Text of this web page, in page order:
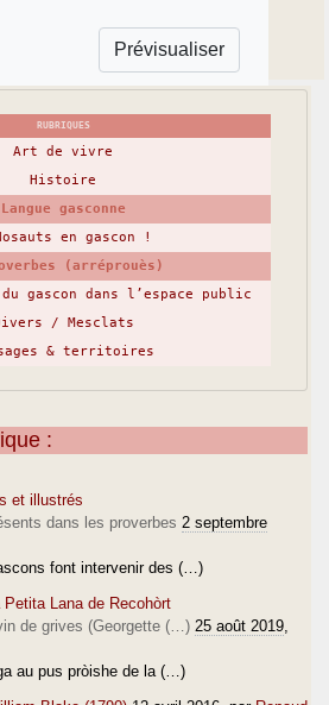
RUBRIQUES
Art de vivre
Histoire
Langue gasconne
en gascon !
(arréprouès)
gascon dans l’espace public
/ Mesclats
& territoires
:
et illustrés
dans les proverbes 2 septembre
font intervenir des (…)
Lana de Recohòrt
de grives (Georgette (…) 25 août 2019
au pus pròishe de la (…)